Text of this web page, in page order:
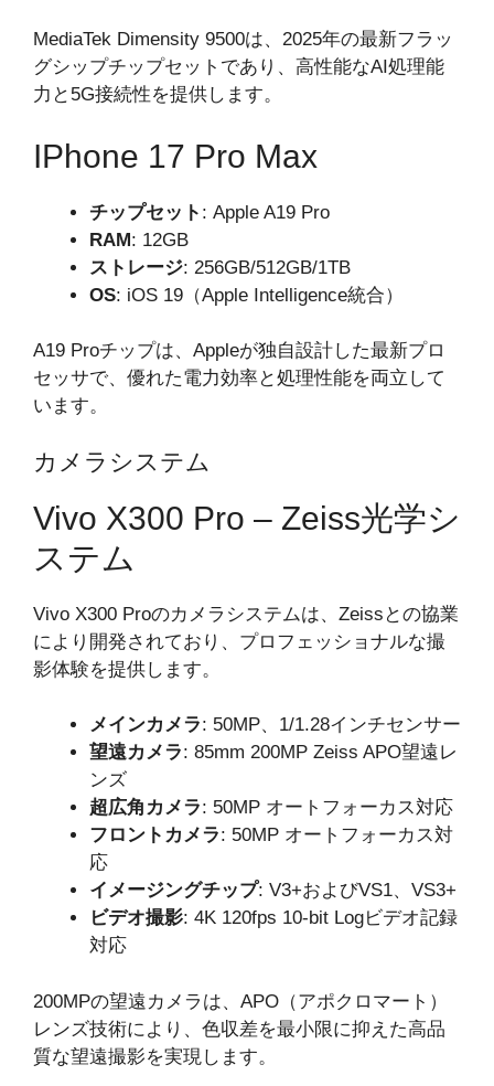
MediaTek Dimensity 9500は、2025年の最新フラッ
グシップチップセットであり、高性能なAI処理能
力と5G接続性を提供します。
IPhone 17 Pro Max
チップセット : Apple A19 Pro
RAM: 12GB
ストレージ: 256GB/512GB/1TB
OS: iOS 19（Apple Intelligence統合）
A19 Proチップは、Appleが独自設計した最新プロ
セッサで、優れた電力効率と処理性能を両立して
います。
カメラシステム
Vivo X300 Pro – Zeiss光学シ
ステム
Vivo X300 Proのカメラシステムは、Zeissとの協業
により開発されており、プロフェッショナルな撮
影体験を提供します。
メインカメラ: 50MP、1/1.28インチセンサー
望遠カメラ: 85mm 200MP Zeiss APO望遠レ
ンズ
超広角カメラ: 50MP オートフォーカス対応
フロントカメラ: 50MP オートフォーカス対
応
イメージングチップ: V3+およびVS1、VS3+
ビデオ撮影: 4K 120fps 10-bit Logビデオ記録
対応
200MPの望遠カメラは、APO（アポクロマート）
レンズ技術により、色収差を最小限に抑えた高品
質な望遠撮影を実現します。